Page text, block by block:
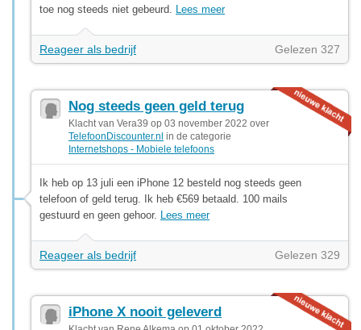
toe nog steeds niet gebeurd. Lees meer
Reageer als bedrijf Gelezen 327
Nog steeds geen geld terug
Klacht van Vera39 op 03 november 2022 over
TelefoonDiscounter.nl in de categorie
Internetshops - Mobiele telefoons
Ik heb op 13 juli een iPhone 12 besteld nog steeds geen
telefoon of geld terug. Ik heb €569 betaald. 100 mails
gestuurd en geen gehoor. Lees meer
Reageer als bedrijf Gelezen 329
iPhone X nooit geleverd